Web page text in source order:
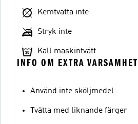
Kemtvätta inte
Stryk inte
Kall maskintvätt
INFO OM EXTRA VARSAMHET
Använd inte sköljmedel
Tvätta med liknande färger